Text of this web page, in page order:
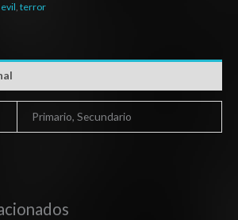
, terror
Primario, Secundario